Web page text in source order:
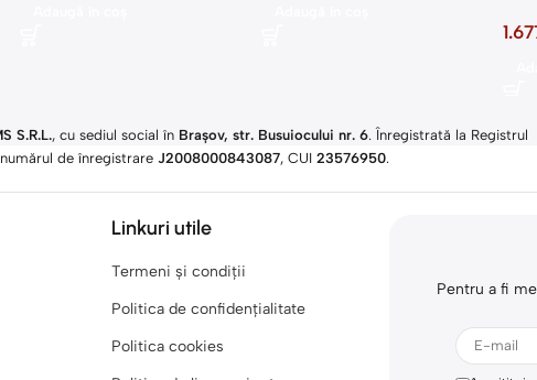
S.R.L., cu sediul social în Brașov, str. Busuiocului nr. 6. Înregistrată la Registrul
de înregistrare J2008000843087, CUI 23576950.​
Linkuri utile
Termeni și condiții
Politica de confidențialitate
Politica cookies
Pentru a fi